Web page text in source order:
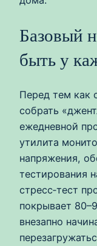
Базовый
быть у
Перед тем как
собрать
ежедневной
утилита
напряжения,
тестирования
стресс‑тест
покрывает
внезапно